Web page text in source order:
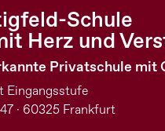
Schule
Herz und
Privatschule mit
Eingangsstufe
· 60325 Frankfurt